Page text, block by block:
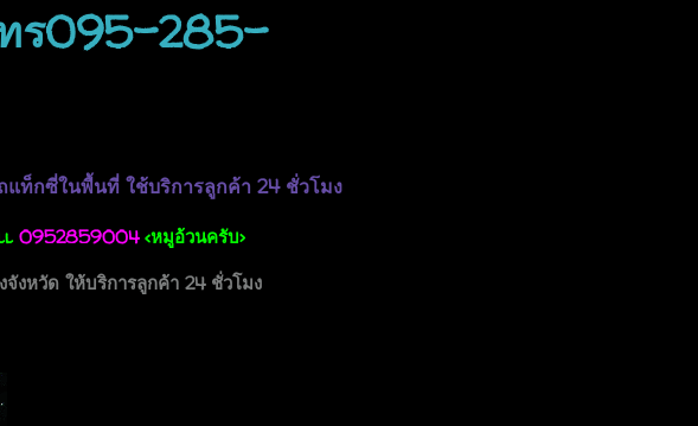
ทร095-285-
ถแท็กซี่ในพื้นที่ ใช้บริการลูกค้า 24 ชั่วโมง
0952859004 <หมูอ้วนครับ>
งหวัด ให้บริการลูกค้า 24 ชั่วโมง